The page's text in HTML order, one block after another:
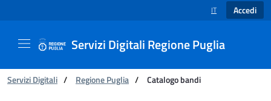
SELEZIONE
IT Accedi
Servizi Digitali Regione Puglia
Ti trovi in:
Servizi Digitali / Regione Puglia / Catalogo bandi